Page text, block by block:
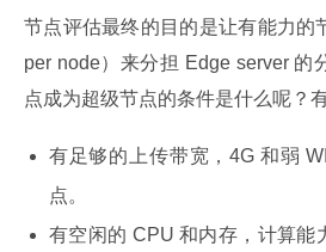
节点评估最终的目的是让有能力的
per node）来分担 Edge server 的
点成为超级节点的条件是什么呢？
有足够的上传带宽，4G 和弱
点。
有空闲的 CPU 和内存，计算能